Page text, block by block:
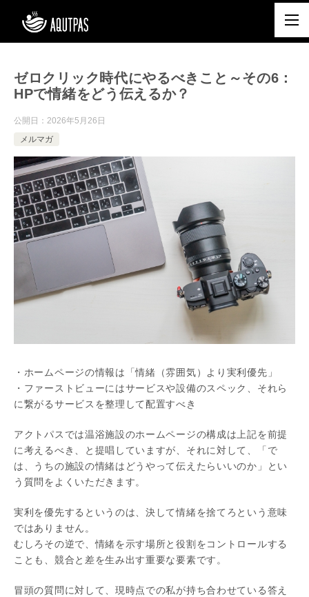
ゼロクリック時代にやるべきこと～その6：
HPで情緒をどう伝えるか？
公開日： 2026年5月26日
メルマガ
・ホームページの情報は「情緒（雰囲気）より実利優先」
・ファーストビューにはサービスや設備のスペック、それら
に繋がるサービスを整理して配置すべき
アクトパスでは温浴施設のホームページの構成は上記を前提
に考えるべき、と提唱していますが、それに対して、「で
は、うちの施設の情緒はどうやって伝えたらいいのか」とい
う質問をよくいただきます。
実利を優先するというのは、決して情緒を捨てろという意味
ではありません。
むしろその逆で、情緒を示す場所と役割をコントロールする
ことも、競合と差を生み出す重要な要素です。
冒頭の質問に対して、現時点での私が持ち合わせている答え